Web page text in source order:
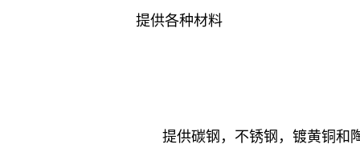
提供各种材料
提供碳钢，不锈钢，镀黄铜和